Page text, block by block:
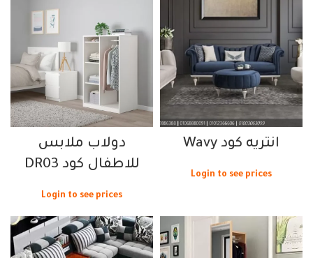
انتريه كود Wavy
Login to see prices
دولاب ملابس
للاطفال كود DR03
Login to see prices